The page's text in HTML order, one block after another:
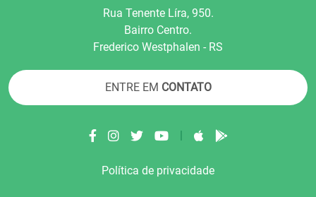
Rua Tenente Líra, 950.
Bairro Centro.
Frederico Westphalen - RS
ENTRE EM CONTATO
|
Política de privacidade